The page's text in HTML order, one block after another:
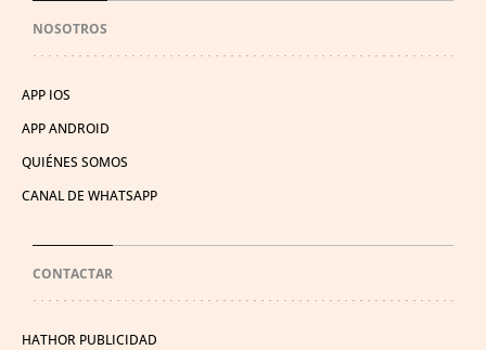
NOSOTROS
APP IOS
APP ANDROID
QUIÉNES SOMOS
CANAL DE WHATSAPP
CONTACTAR
HATHOR PUBLICIDAD